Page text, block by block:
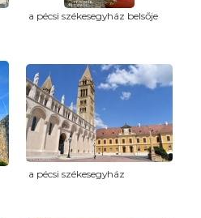
a pécsi székesegyház belsője
a pécsi székesegyház